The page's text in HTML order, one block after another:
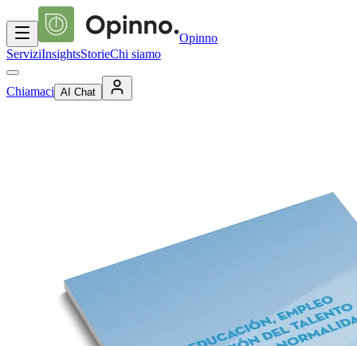
Opinno
ServiziInsightsStorieChi siamo
Chiamaci AI Chat